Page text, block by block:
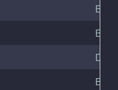
Bolis